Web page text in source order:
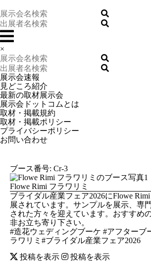
×
展示会速報
見どころ紹介
最新の取材展示会
展示会ドットコムとは
取材・掲載規約
取材・掲載ポリシー
プライバシーポリシー
お問い合わせ
ブース番号: Cr-3
Flowe Rimi フラワリミ
ブライダル産業フェア2026にFlowe
展されています。サンプルを展示、専
された方々を迎えています。おすすめ
非お立ち寄り下さい。
#造花ウェディングブーケ #アフターブ
ラワリミ#ブライダル産業フェア2026
投稿を表示
投稿を表示